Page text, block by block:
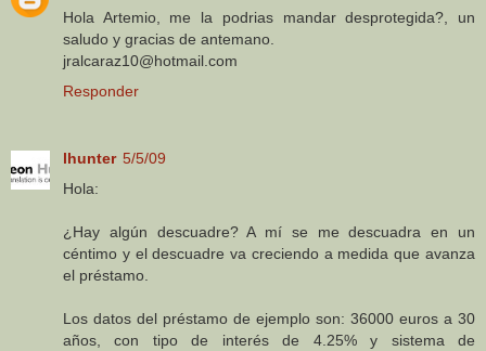
Hola Artemio, me la podrias mandar desprotegida?, un
saludo y gracias de antemano.
jralcaraz10@hotmail.com
Responder
lhunter 5/5/09
Hola:
¿Hay algún descuadre? A mí se me descuadra en un
céntimo y el descuadre va creciendo a medida que avanza
el préstamo.
Los datos del préstamo de ejemplo son: 36000 euros a 30
años, con tipo de interés de 4.25% y sistema de